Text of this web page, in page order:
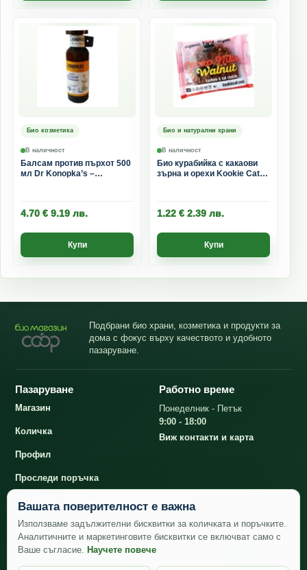
Био козметика
В наличност
Балсам против пърхот 500
мл Dr Konopka’s –
4.70 € 9.19 лв.
Купи
Био и натурални храни
В наличност
Био курабийка с какаови
зърна и орехи Kookie Cat
1.22 € 2.39 лв.
Купи
Подбрани био храни, козметика и продукти за
дома с фокус върху качеството и удобното
пазаруване.
Пазаруване
Магазин
Количка
Профил
Проследи поръчка
Контакти
Био магазин КООП
+359 882 43 80 82
Работно време
Понеделник - Петък
9:00 - 18:00
Виж контакти и карта
Вашата поверителност е важна
Използваме задължителни бисквитки за количката и поръчките.
Аналитичните и маркетинговите бисквитки се включват само с
Ваше съгласие. Научете повече